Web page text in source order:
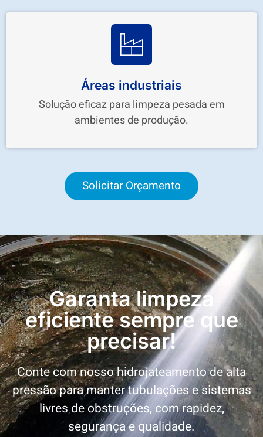
Áreas industriais
Solução eficaz para limpeza pesada em
ambientes de produção.
Solicitar Orçamento
Garanta limpeza
eficiente sempre que
precisar!
Conte com nosso hidrojateamento de alta
pressão para manter tubulações e sistemas
livres de obstruções, com rapidez,
segurança e qualidade.